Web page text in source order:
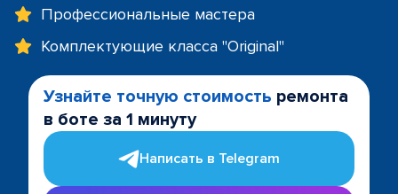
Профессиональные мастера
Комплектующие класса "Original"
Узнайте точную стоимость ремонта
в боте за 1 минуту
Написать в Telegram